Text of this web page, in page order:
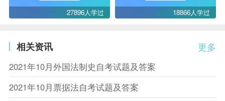
27896人学过 18866人学过
更多
相关资讯
2021年10月外国法制史自考试题及答案
2021年10月票据法自考试题及答案